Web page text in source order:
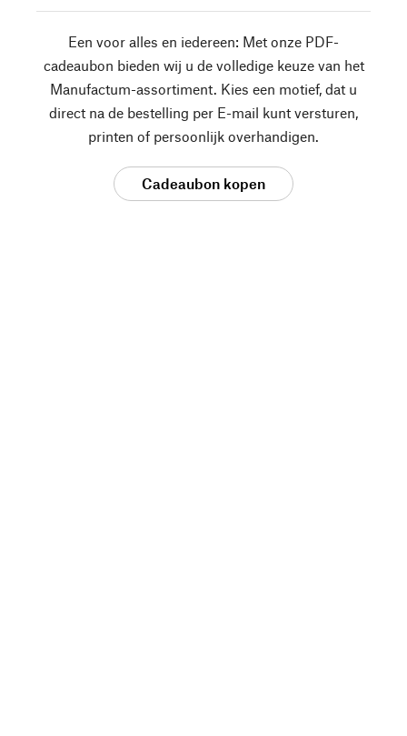
Een voor alles en iedereen: Met onze PDF-
cadeaubon bieden wij u de volledige keuze van het
Manufactum-assortiment. Kies een motief, dat u
direct na de bestelling per E-mail kunt versturen,
printen of persoonlijk overhandigen.
Cadeaubon kopen